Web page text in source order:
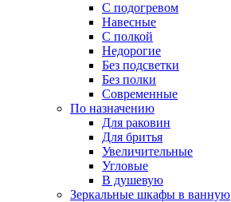
С подогревом
Навесные
С полкой
Недорогие
Без подсветки
Без полки
Современные
По назначению
Для раковин
Для бритья
Увеличительные
Угловые
В душевую
Зеркальные шкафы в ванную